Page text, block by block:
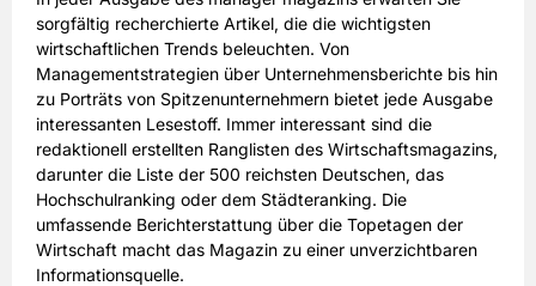
sorgfältig recherchierte Artikel, die die wichtigsten
wirtschaftlichen Trends beleuchten. Von
Managementstrategien über Unternehmensberichte bis hin
zu Porträts von Spitzenunternehmern bietet jede Ausgabe
interessanten Lesestoff. Immer interessant sind die
redaktionell erstellten Ranglisten des Wirtschaftsmagazins,
darunter die Liste der 500 reichsten Deutschen, das
Hochschulranking oder dem Städteranking. Die
umfassende Berichterstattung über die Topetagen der
Wirtschaft macht das Magazin zu einer unverzichtbaren
Informationsquelle.